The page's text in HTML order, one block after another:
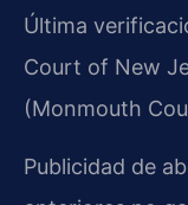
Última
Court of New
(Monmouth
Publicidad de